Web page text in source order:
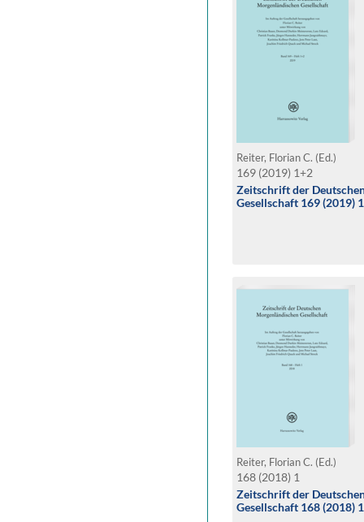
Reiter, Florian C. (Ed.)
169 (2019) 1+2
Zeitschrift der
Gesellschaft 169 (2019)
Reiter, Florian C. (Ed.)
168 (2018) 1
Zeitschrift der
Gesellschaft 168 (2018) 1